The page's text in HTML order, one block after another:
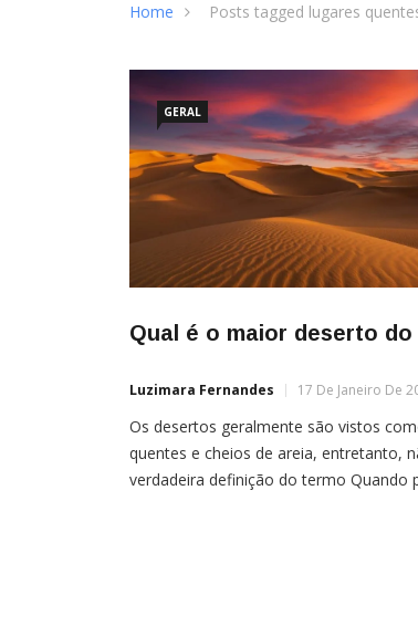
Home Posts tagged lugares
GERAL
Qual é o maior deserto do
Luzimara Fernandes 17 De Janeiro De
Os desertos geralmente são vistos
quentes e cheios de areia, entretanto,
verdadeira definição do termo Quando